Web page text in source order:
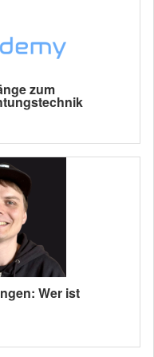
zum
Wer ist